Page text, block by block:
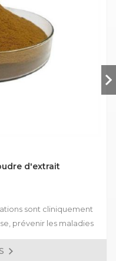
d'extrait
sont cliniquement
prévenir les maladies
empêcher la maladie
la fonction sexuelle